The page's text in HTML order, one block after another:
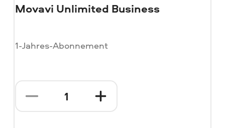
Movavi Unlimited Business
1-Jahres-Abonnement